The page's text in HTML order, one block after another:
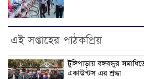
এই সপ্তাহের পাঠকপ্রিয়
টুঙ্গিপাড়ায় বঙ্গবন্ধুর
একাউন্টস এর শ্রদ্ধা